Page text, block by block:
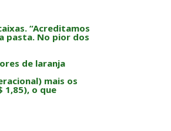
“Acreditamos
pasta. No pior dos
de laranja
mais os
1,85), o que